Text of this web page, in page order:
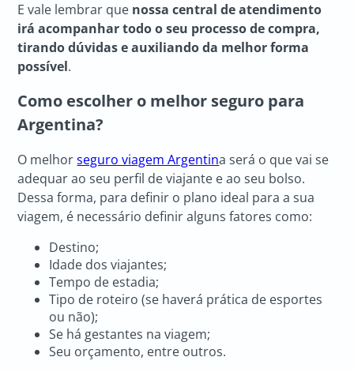
E vale lembrar que nossa central de atendimento
irá acompanhar todo o seu processo de compra,
tirando dúvidas e auxiliando da melhor forma
possível.
Como escolher o melhor seguro para
Argentina?
O melhorseguro viagem Argentina será o que vai se
adequar ao seu perfil de viajante e ao seu bolso.
Dessa forma, para definir o plano ideal para a sua
viagem, é necessário definir alguns fatores como:
Destino;
Idade dos viajantes;
Tempo de estadia;
Tipo de roteiro (se haverá prática de esportes
ou não);
Se há gestantes na viagem;
Seu orçamento, entre outros.